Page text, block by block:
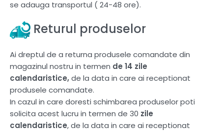
se adauga transportul ( 24-48 ore).
Returul produselor
Ai dreptul de a returna produsele comandate din
magazinul nostru in termen de 14 zile
calendaristice,de la data in care ai receptionat
produsele comandate.
In cazul in care doresti schimbarea produselor poti
solicita acest lucru in termen de 30 zile
calendaristice, de la data in care ai receptionat